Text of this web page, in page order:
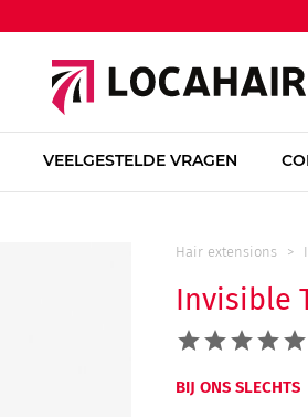
VEELGESTELDE VRAGEN
Hair extensions
Invisible
BIJ ONS SLECHTS